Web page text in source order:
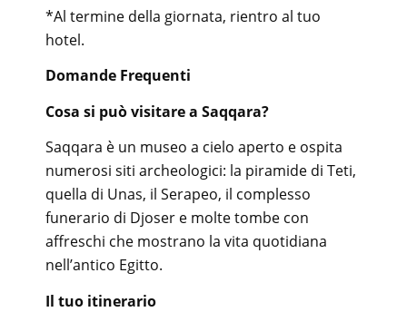
*Al termine della giornata, rientro al tuo
hotel.
Domande Frequenti
Cosa si può visitare a Saqqara?
Saqqara è un museo a cielo aperto e ospita
numerosi siti archeologici: la piramide di Teti,
quella di Unas, il Serapeo, il complesso
funerario di Djoser e molte tombe con
affreschi che mostrano la vita quotidiana
nell’antico Egitto.
Il tuo itinerario